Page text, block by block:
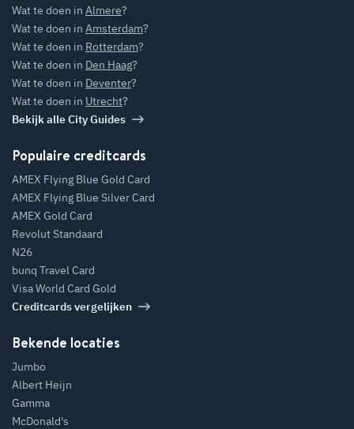
Wat te doen in Almere?
Wat te doen in Amsterdam?
Wat te doen in Rotterdam?
Wat te doen in Den Haag?
Wat te doen in Deventer?
Wat te doen in Utrecht?
Bekijk alle City Guides
Populaire creditcards
AMEX Flying Blue Gold Card
AMEX Flying Blue Silver Card
AMEX Gold Card
Revolut Standaard
N26
bunq Travel Card
Visa World Card Gold
Creditcards vergelijken
Bekende locaties
Jumbo
Albert Heijn
Gamma
McDonald's